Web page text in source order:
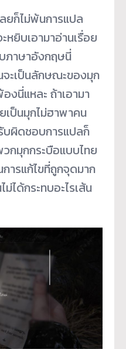
ยก็ไม่พ้นการแปล
ยิบเอามาอ่านเรื่อย
ภาษาอังกฤษนี่
จะเป็นลักษณะของมุก
นี่แหละ ถ้าเอามา
เป็นมุกไม่ฮาพาคน
บผิดชอบการแปลก็
กมุกกระบือแบบไทย
ารแก้ไขที่ถูกจุดมาก
ม่ได้กระทบอะไรเส้น